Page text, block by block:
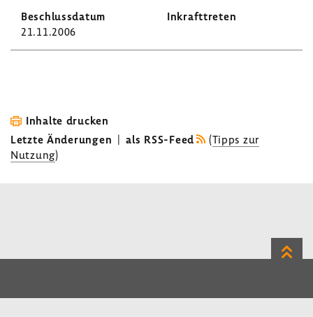
21.11.2006
Inhalte drucken
Letzte Änderungen | als RSS-Feed (Tipps zur
Nutzung)
Zum